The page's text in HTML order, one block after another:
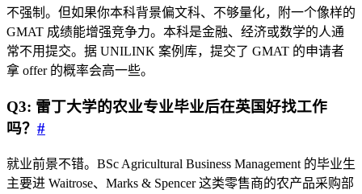
不强制。但如果你本科背景偏文科、不够量化，附一个像样的
GMAT 成绩能增强竞争力。本科是金融、经济或数学的人通
常不用提交。据 UNILINK 案例库，提交了 GMAT 的申请者
拿 offer 的概率会高一些。
Q3: 雷丁大学的农业专业毕业后在英国好找工作
吗？ #
就业前景不错。BSc Agricultural Business Management 的毕业生
主要进 Waitrose、Marks & Spencer 这类零售商的农产品采购部